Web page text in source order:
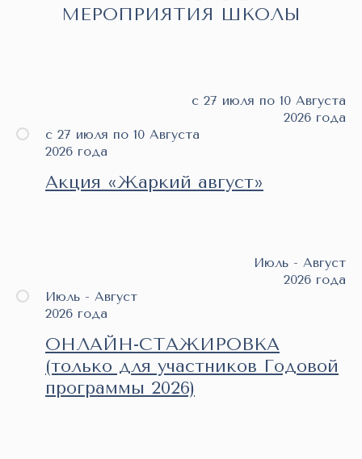
МЕРОПРИЯТИЯ ШКОЛЫ
с 27 июля по 10 Августа
2026 года
с 27 июля по 10 Августа
2026 года
Акция «Жаркий август»
Июль - Август
2026 года
Июль - Август
2026 года
ОНЛАЙН-СТАЖИРОВКА
(только для участников Годовой
программы 2026)